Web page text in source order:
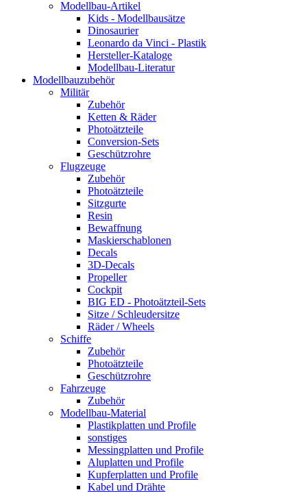
Modellbau-Artikel
Kids - Modellbausätze
Dinosaurier
Leonardo da Vinci - Plastik
Hersteller-Kataloge
Modellbau-Literatur
Modellbauzubehör
Militär
Zubehör
Ketten & Räder
Photoätzteile
Conversion-Sets
Geschützrohre
Flugzeuge
Zubehör
Photoätzteile
Sitzgurte
Resin
Bewaffnung
Maskierschablonen
Decals
3D-Decals
Propeller
Cockpit
BIG ED - Photoätzteil-Sets
Sitze / Schleudersitze
Räder / Wheels
Schiffe
Zubehör
Photoätzteile
Geschützrohre
Fahrzeuge
Zubehör
Modellbau-Material
Plastikplatten und Profile
sonstiges
Messingplatten und Profile
Aluplatten und Profile
Kupferplatten und Profile
Kabel und Drähte